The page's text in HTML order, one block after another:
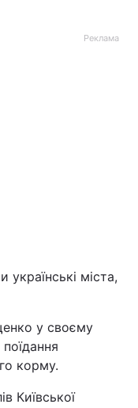
Реклама
українські міста,
у своєму
корму.
Київської